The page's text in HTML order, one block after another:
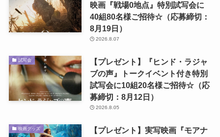
映画『戦場0地点』特別試写会に
40組80名様ご招待☆（応募締切：
8月19日）
2026.8.07
試写会
【プレゼント】『ヒンド・ラジャ
ブの声』トークイベント付き特別
試写会に10組20名様ご招待☆（応
募締切：8月12日）
2026.8.05
映画グッズ
【プレゼント】実写映画『モアナ